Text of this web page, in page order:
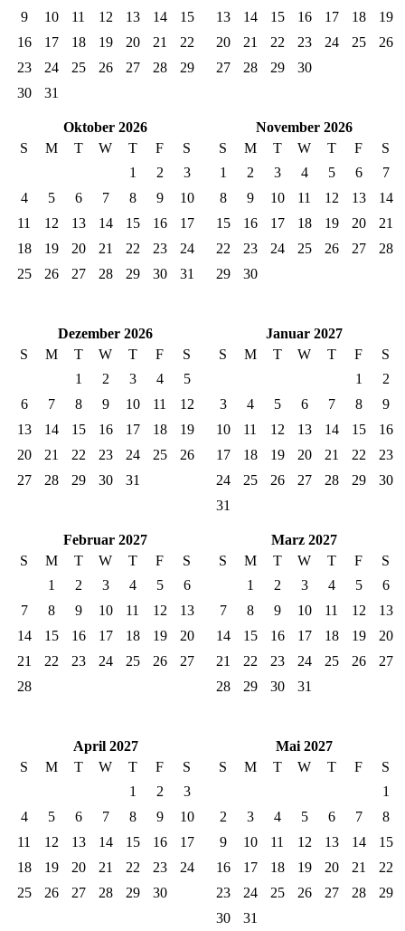
9
10 11 12 13 14
15
16
17 18 19 20 21
22
23
24 25 26 27 28
29
30
31
13
14 15 16 17 18
19
20
21 22 23 24 25
26
27
28 29 30
Oktober 2026
S
M T W T F
S
1
2
3
4
5 6 7 8 9
10
11
12 13 14 15 16
17
18
19 20 21 22 23
24
25
26 27 28 29 30 31
November 2026
S
M T W T F
S
1
2 3 4 5 6
7
8
9 10 11 12 13
14
15
16 17 18 19 20
21
22
23 24 25 26 27
28
29
30
Dezember 2026
S
M T W T F
S
1
2 3 4
5
6
7 8 9 10 11
12
13
14 15 16 17 18
19
20
21 22 23 24 25
26
27
28 29 30 31
Januar 2027
S
M T W T F
S
1
2
3
4 5 6 7 8
9
10
11 12 13 14 15
16
17
18 19 20 21 22
23
24
25 26 27 28 29
30
31
Februar 2027
S
M T W T F
S
1
2 3 4 5
6
7
8 9 10 11 12
13
14
15 16 17 18 19
20
21
22 23 24 25 26
27
28
Marz 2027
S
M T W T F
S
1
2 3 4 5
6
7
8 9 10 11 12
13
14
15 16 17 18 19
20
21
22 23 24 25 26
27
28
29 30 31
April 2027
S
M T W T F
S
1
2
3
4
5 6 7 8 9
10
11
12 13 14 15 16
17
18
19 20 21 22 23
24
25
26 27 28 29 30
Mai 2027
S
M T W T F
S
1
2
3 4 5 6 7
8
9
10 11 12 13 14
15
16
17 18 19 20 21
22
23
24 25 26 27 28
29
30
31